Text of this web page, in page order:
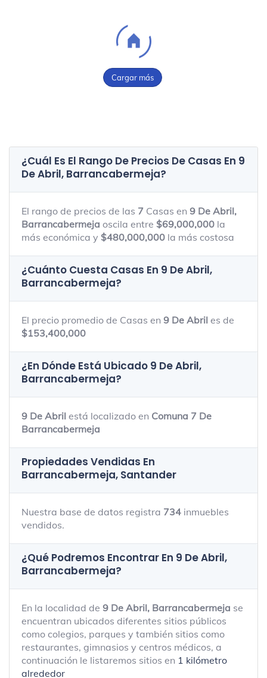
Cargar más
¿Cuál Es El Rango De Precios De Casas En 9
De Abril, Barrancabermeja?
El rango de precios de las 7 Casas en 9 De Abril,
Barrancabermeja oscila entre $69,000,000 la
más económica y $480,000,000 la más costosa
¿Cuánto Cuesta Casas En 9 De Abril,
Barrancabermeja?
El precio promedio de Casas en 9 De Abril es de
$153,400,000
¿En Dónde Está Ubicado 9 De Abril,
Barrancabermeja?
9 De Abril está localizado en Comuna 7 De
Barrancabermeja
Propiedades Vendidas En
Barrancabermeja, Santander
Nuestra base de datos registra 734 inmuebles
vendidos.
¿Qué Podremos Encontrar En 9 De Abril,
Barrancabermeja?
En la localidad de 9 De Abril, Barrancabermeja se
encuentran ubicados diferentes sitios públicos
como colegios, parques y también sitios como
restaurantes, gimnasios y centros médicos, a
continuación le listaremos sitios en 1 kilómetro
alrededor